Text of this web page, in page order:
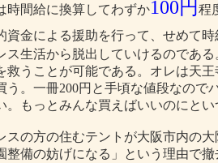
時間給に換算してわずか100円 程
資金による援助を行って、せめて時
ス生活から脱出していけるのであ
救うことが可能である。オレは天
う。一冊200円と手頃な値段なので
。もっとみんな買えばいいのにとい
の方の住むテントが大阪市内の
整備の妨げになる」という理由で